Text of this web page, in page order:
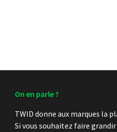
On en parle ?
TWID donne aux marques la
Si vous souhaitez faire